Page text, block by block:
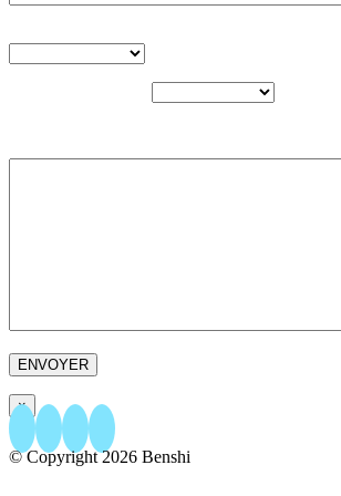
×
© Copyright2026 Benshi